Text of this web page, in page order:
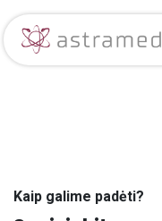
Skip to Content
Kaip galime padėti?